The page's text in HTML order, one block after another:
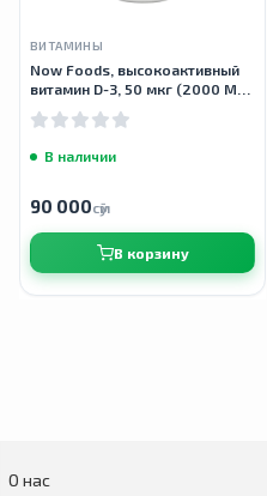
ВИТАМИНЫ
Now Foods, высокоактивный
витамин D-3, 50 мкг (2000 МЕ),
120 капсул
В наличии
90 000сӯм
В корзину
О нас